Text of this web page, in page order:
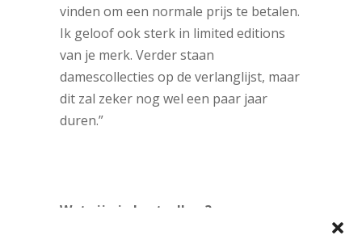
vinden om een normale prijs te betalen.
Ik geloof ook sterk in limited editions
van je merk. Verder staan
damescollecties op de verlanglijst, maar
dit zal zeker nog wel een paar jaar
duren.”
Wat zijn je bestsellers?